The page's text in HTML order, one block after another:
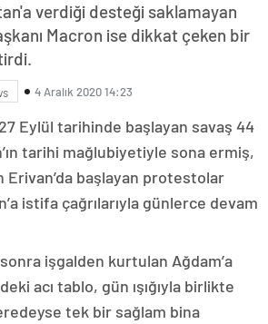
verdiği desteği saklamayan
Macron ise dikkat çeken bir
4 Aralık 2020 14:23
27 Eylül tarihinde başlayan savaş 44
tarihi mağlubiyetiyle sona ermiş,
Erivan’da başlayan protestolar
istifa çağrılarıyla günlerce devam
sonra işgalden kurtulan Ağdam’a
acı tablo, gün ışığıyla birlikte
tek bir sağlam bina